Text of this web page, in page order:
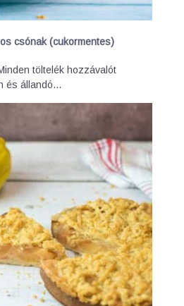
csónak (cukormentes)
töltelék hozzávalót
és állandó…